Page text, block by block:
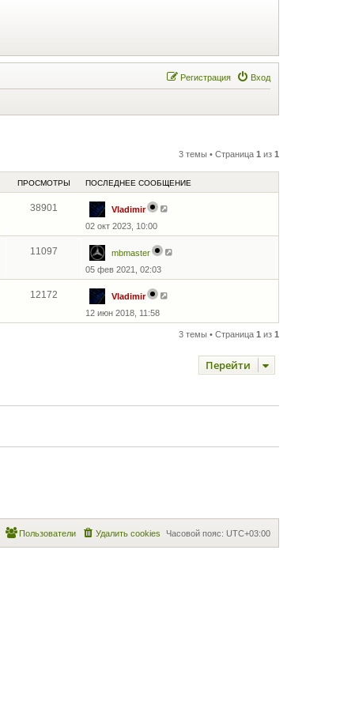
Вход
Регистрация
3 темы • Страница 1 из 1
ПРОСМОТРЫ ПОСЛЕДНЕЕ СООБЩЕНИЕ
38901
Vladimir
02 окт 2023, 10:00
11097
mbmaster
05 фев 2021, 02:03
12172
Vladimir
12 июн 2018, 11:58
3 темы • Страница 1 из 1
Перейти
Часовой пояс: UTC+03:00
Удалить cookies
Пользователи